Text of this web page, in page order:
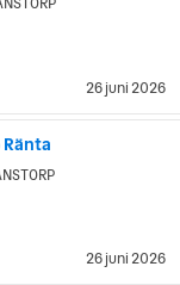
26 juni 2026
Ränta
26 juni 2026